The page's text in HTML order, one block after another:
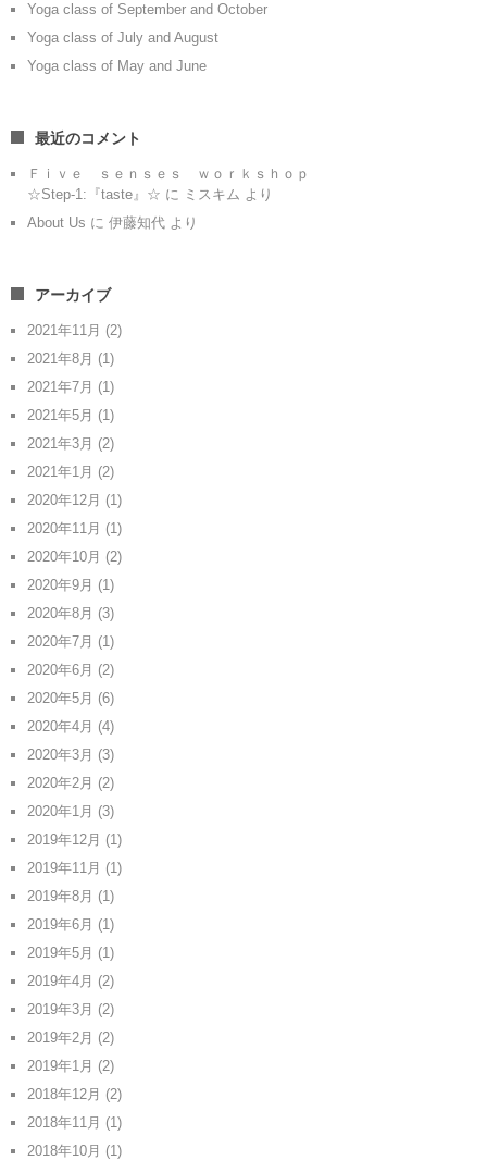
Yoga class of September and October
Yoga class of July and August
Yoga class of May and June
最近のコメント
Ｆｉｖｅ ｓｅｎｓｅｓ ｗｏｒｋｓｈｏｐ
☆Step-1:『taste』☆ に ミスキム より
About Us に 伊藤知代 より
アーカイブ
2021年11月 (2)
2021年8月 (1)
2021年7月 (1)
2021年5月 (1)
2021年3月 (2)
2021年1月 (2)
2020年12月 (1)
2020年11月 (1)
2020年10月 (2)
2020年9月 (1)
2020年8月 (3)
2020年7月 (1)
2020年6月 (2)
2020年5月 (6)
2020年4月 (4)
2020年3月 (3)
2020年2月 (2)
2020年1月 (3)
2019年12月 (1)
2019年11月 (1)
2019年8月 (1)
2019年6月 (1)
2019年5月 (1)
2019年4月 (2)
2019年3月 (2)
2019年2月 (2)
2019年1月 (2)
2018年12月 (2)
2018年11月 (1)
2018年10月 (1)